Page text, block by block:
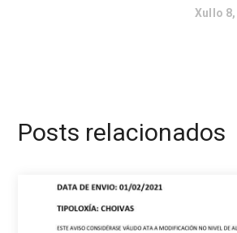
Xullo 8,
Posts relacionados